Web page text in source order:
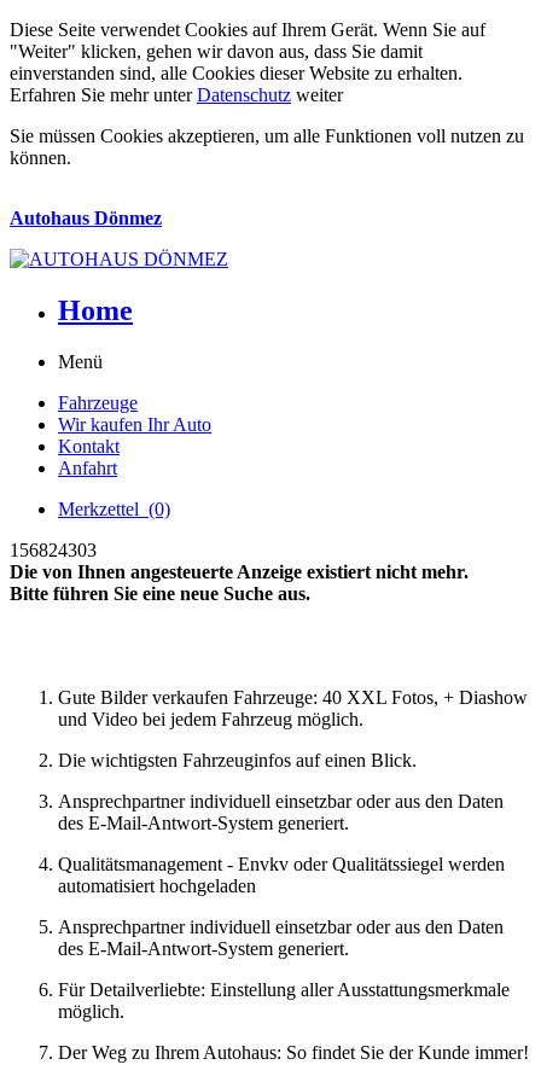
Diese Seite verwendet Cookies auf Ihrem Gerät. Wenn Sie auf
"Weiter" klicken, gehen wir davon aus, dass Sie damit
einverstanden sind, alle Cookies dieser Website zu erhalten.
Erfahren Sie mehr unterDatenschutz weiter
Sie müssen Cookies akzeptieren, um alle Funktionen voll nutzen zu
können.
Autohaus Dönmez
Home
Menü
Fahrzeuge
Wir kaufen Ihr Auto
Kontakt
Anfahrt
Merkzettel (0)
156824303
Die von Ihnen angesteuerte Anzeige existiert nicht mehr.
Bitte führen Sie eine neue Suche aus.
Gute Bilder verkaufen Fahrzeuge: 40 XXL Fotos, + Diashow
und Video bei jedem Fahrzeug möglich.
Die wichtigsten Fahrzeuginfos auf einen Blick.
Ansprechpartner individuell einsetzbar oder aus den Daten
des E-Mail-Antwort-System generiert.
Qualitätsmanagement - Envkv oder Qualitätssiegel werden
automatisiert hochgeladen
Ansprechpartner individuell einsetzbar oder aus den Daten
des E-Mail-Antwort-System generiert.
Für Detailverliebte: Einstellung aller Ausstattungsmerkmale
möglich.
Der Weg zu Ihrem Autohaus: So findet Sie der Kunde immer!